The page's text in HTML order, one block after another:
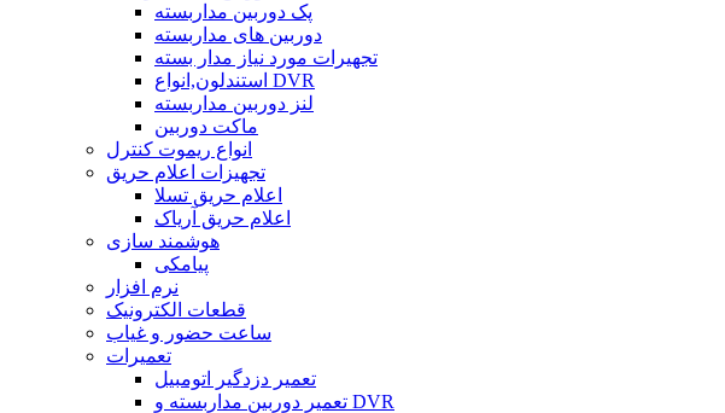
پک دوربین مداربسته
دوربین های مداربسته
تجهیرات مورد نیاز مدار بسته
استندلون,انواع DVR
لنز دوربین مداربسته
ماکت دوربین
انواع ریموت کنترل
تجهیزات اعلام حریق
اعلام حریق تسلا
اعلام حریق آریاک
هوشمند سازی
پیامکی
نرم افزار
قطعات الکترونیک
ساعت حضور و غیاب
تعمیرات
تعمیر دزدگیر اتومبیل
تعمیر دوربین مداربسته و DVR